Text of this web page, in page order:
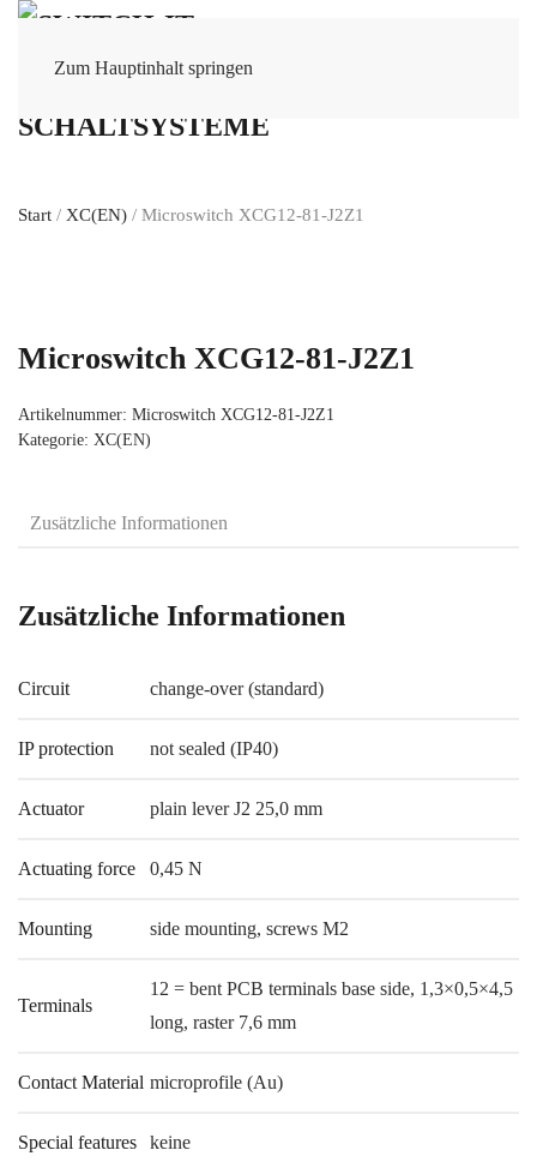
Zum Hauptinhalt springen
Start / XC(EN) / Microswitch XCG12-81-J2Z1
Microswitch XCG12-81-J2Z1
Artikelnummer: Microswitch XCG12-81-J2Z1
Kategorie: XC(EN)
Zusätzliche Informationen
Zusätzliche Informationen
Circuit change-over (standard)
IP protection not sealed (IP40)
Actuator plain lever J2 25,0 mm
Actuating force 0,45 N
Mounting side mounting, screws M2
Terminals
12 = bent PCB terminals base side, 1,3×0,5×4,5
long, raster 7,6 mm
Contact Material microprofile (Au)
Special features keine